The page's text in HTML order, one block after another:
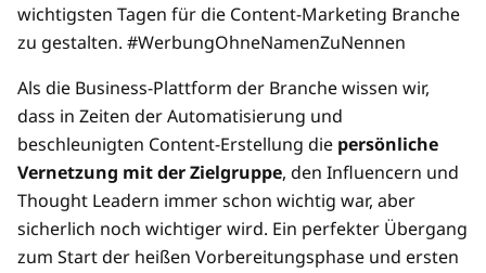
wichtigsten Tagen für die Content-Marketing Branche
zu gestalten. #WerbungOhneNamenZuNennen
Als die Business-Plattform der Branche wissen wir,
dass in Zeiten der Automatisierung und
beschleunigten Content-Erstellung die persönliche
Vernetzung mit der Zielgruppe, den Influencern und
Thought Leadern immer schon wichtig war, aber
sicherlich noch wichtiger wird. Ein perfekter Übergang
zum Start der heißen Vorbereitungsphase und ersten